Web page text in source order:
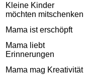
Kleine Kinder
möchten mitschenken
Mama ist erschöpft
Mama liebt
Erinnerungen
Mama mag Kreativität